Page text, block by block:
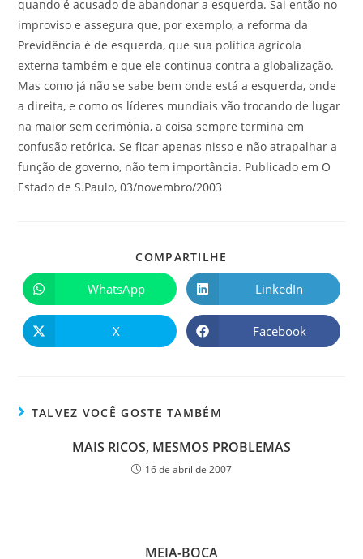
quando é acusado de abandonar a esquerda. Sai então no
improviso e assegura que, por exemplo, a reforma da
Previdência é de esquerda, que sua política agrícola
externa também e que ele continua contra a globalização.
Mas como já não se sabe bem onde está a esquerda, onde
a direita, e como os líderes mundiais vão trocando de lugar
na maior sem cerimônia, a coisa sempre termina em
confusão retórica. Se ficar apenas nisso e não atrapalhar a
função de governo, não tem importância. Publicado em O
Estado de S.Paulo, 03/novembro/2003
COMPARTILHE
WhatsApp LinkedIn
X Facebook
TALVEZ VOCÊ GOSTE TAMBÉM
MAIS RICOS, MESMOS PROBLEMAS
16 de abril de 2007
MEIA-BOCA